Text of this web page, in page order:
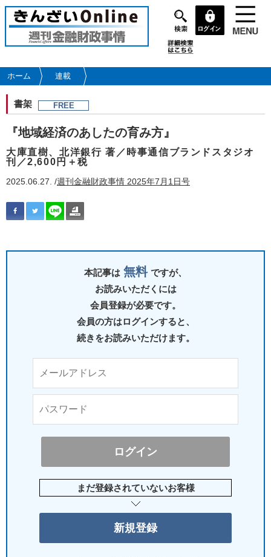
メ
イ
コ
ン
に
移
動
ホーム 連載
書架 FREE
『地域経済のあしたの育み方』
大庫直樹、北洋銀行 著／時事通信ブランドスタジオ
刊／2,600円＋税
2025.06.27. /週刊金融財政事情 2025年7月1日号
本記事は 無料 ですが、
お読みいただくには
会員登録が必要です。
会員の方はログインすると、
続きをお読みいただけます。
まだ登録されていないお客様